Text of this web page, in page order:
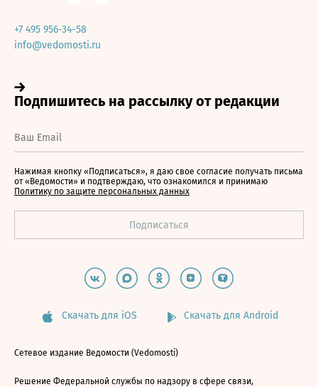
+7 495 956-34-58
info@vedomosti.ru
Нажимая кнопку «Подписаться», я даю свое согласие получать письма
от «Ведомости» и подтверждаю, что ознакомился и принимаю
Политику по защите персональных данных
Скачать для iOS Скачать для Android
Сетевое издание Ведомости (Vedomosti)
Решение Федеральной службы по надзору в сфере связи,